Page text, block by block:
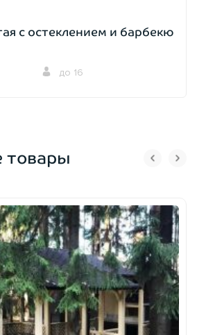
с остеклением и барбекю
до 16
товары